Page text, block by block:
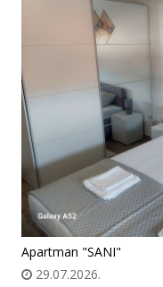
Apartman "SANI"
29.07.2026.